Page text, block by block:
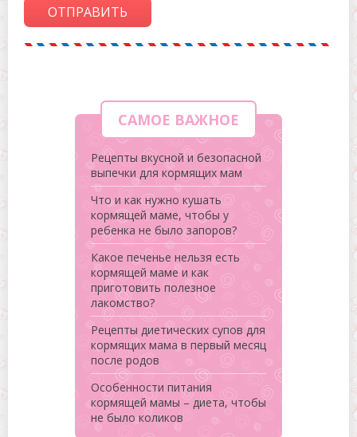
ОТПРАВИТЬ
САМОЕ ВАЖНОЕ
Рецепты вкусной и безопасной
выпечки для кормящих мам
Что и как нужно кушать
кормящей маме, чтобы у
ребенка не было запоров?
Какое печенье нельзя есть
кормящей маме и как
приготовить полезное
лакомство?
Рецепты диетических супов для
кормящих мама в первый месяц
после родов
Особенности питания
кормящей мамы – диета, чтобы
не было коликов